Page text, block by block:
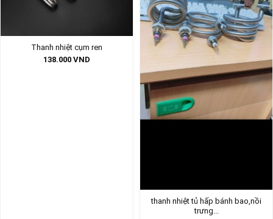
Thanh nhiệt cụm ren
138.000 VND
thanh nhiệt tủ hấp bánh bao,nồi
trưng...